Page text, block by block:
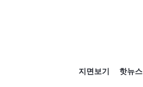
지면보기 핫뉴스